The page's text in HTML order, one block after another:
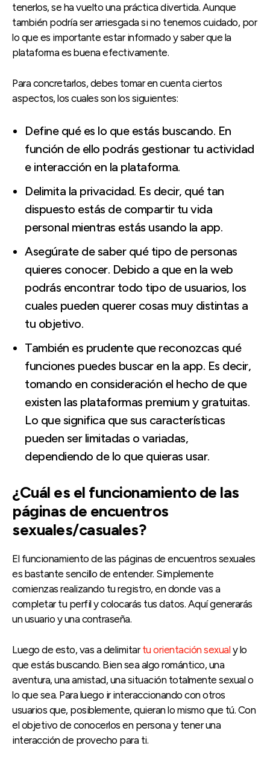
tenerlos, se ha vuelto una práctica divertida. Aunque
también podría ser arriesgada si no tenemos cuidado, por
lo que es importante estar informado y saber que la
plataforma es buena efectivamente.
Para concretarlos, debes tomar en cuenta ciertos
aspectos, los cuales son los siguientes:
Define qué es lo que estás buscando. En
función de ello podrás gestionar tu actividad
e interacción en la plataforma.
Delimita la privacidad. Es decir, qué tan
dispuesto estás de compartir tu vida
personal mientras estás usando la app.
Asegúrate de saber qué tipo de personas
quieres conocer. Debido a que en la web
podrás encontrar todo tipo de usuarios, los
cuales pueden querer cosas muy distintas a
tu objetivo.
También es prudente que reconozcas qué
funciones puedes buscar en la app. Es decir,
tomando en consideración el hecho de que
existen las plataformas premium y gratuitas.
Lo que significa que sus características
pueden ser limitadas o variadas,
dependiendo de lo que quieras usar.
¿Cuál es el funcionamiento de las
páginas de encuentros
sexuales/casuales?
El funcionamiento de las páginas de encuentros sexuales
es bastante sencillo de entender. Simplemente
comienzas realizando tu registro, en donde vas a
completar tu perfil y colocarás tus datos. Aquí generarás
un usuario y una contraseña.
Luego de esto, vas a delimitartu orientación sexual y lo
que estás buscando. Bien sea algo romántico, una
aventura, una amistad, una situación totalmente sexual o
lo que sea. Para luego ir interaccionando con otros
usuarios que, posiblemente, quieran lo mismo que tú. Con
el objetivo de conocerlos en persona y tener una
interacción de provecho para ti.